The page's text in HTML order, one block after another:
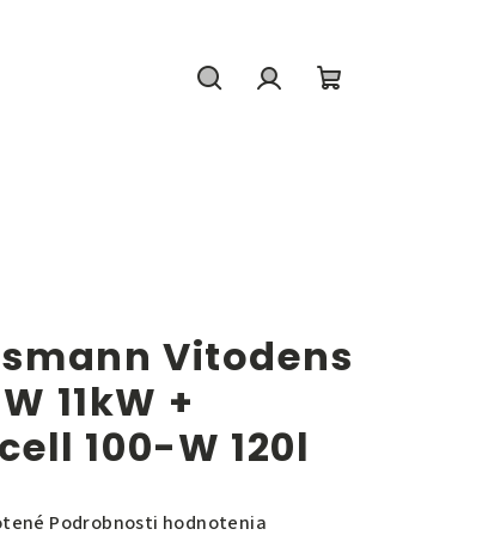
Vitodens
11kW +
100-W 120l
Podrobnosti hodnotenia